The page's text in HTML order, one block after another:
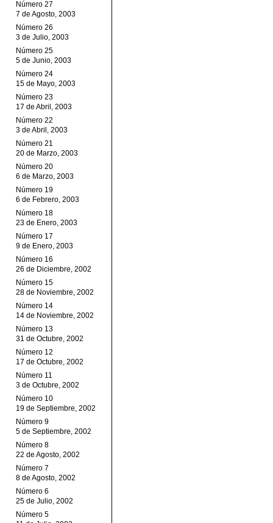
Número 27
7 de Agosto, 2003
Número 26
3 de Julio, 2003
Número 25
5 de Junio, 2003
Número 24
15 de Mayo, 2003
Número 23
17 de Abril, 2003
Número 22
3 de Abril, 2003
Número 21
20 de Marzo, 2003
Número 20
6 de Marzo, 2003
Número 19
6 de Febrero, 2003
Número 18
23 de Enero, 2003
Número 17
9 de Enero, 2003
Número 16
26 de Diciembre, 2002
Número 15
28 de Noviembre, 2002
Número 14
14 de Noviembre, 2002
Número 13
31 de Octubre, 2002
Número 12
17 de Octubre, 2002
Número 11
3 de Octubre, 2002
Número 10
19 de Septiembre, 2002
Número 9
5 de Septiembre, 2002
Número 8
22 de Agosto, 2002
Número 7
8 de Agosto, 2002
Número 6
25 de Julio, 2002
Número 5